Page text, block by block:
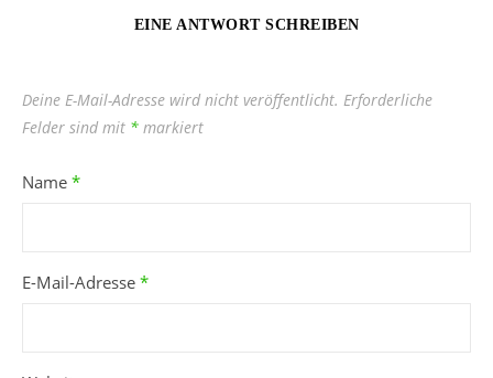
EINE ANTWORT SCHREIBEN
Deine E-Mail-Adresse wird nicht veröffentlicht. Erforderliche
Felder sind mit * markiert
Name *
E-Mail-Adresse *